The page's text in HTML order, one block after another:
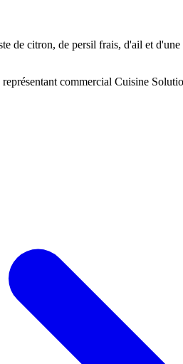
de citron, de persil frais, d'ail et
commercial Cuisine